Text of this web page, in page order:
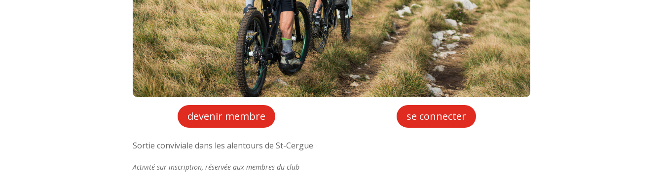
devenir membre se connecter
Sortie conviviale dans les alentours de St-Cergue
Activité sur inscription, réservée aux membres du club